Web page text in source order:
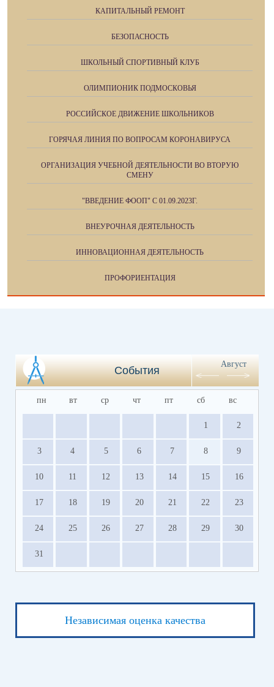
КАПИТАЛЬНЫЙ РЕМОНТ
БЕЗОПАСНОСТЬ
ШКОЛЬНЫЙ СПОРТИВНЫЙ КЛУБ
ОЛИМПИОНИК ПОДМОСКОВЬЯ
РОССИЙСКОЕ ДВИЖЕНИЕ ШКОЛЬНИКОВ
ГОРЯЧАЯ ЛИНИЯ ПО ВОПРОСАМ КОРОНАВИРУСА
ОРГАНИЗАЦИЯ УЧЕБНОЙ ДЕЯТЕЛЬНОСТИ ВО ВТОРУЮ
СМЕНУ
"ВВЕДЕНИЕ ФООП" С 01.09.2023Г.
ВНЕУРОЧНАЯ ДЕЯТЕЛЬНОСТЬ
ИННОВАЦИОННАЯ ДЕЯТЕЛЬНОСТЬ
ПРОФОРИЕНТАЦИЯ
События
Август
пн вт ср чт пт сб вс
1 2
3 4 5 6 7 8 9
10 11 12 13 14 15 16
17 18 19 20 21 22 23
24 25 26 27 28 29 30
31
Независимая оценка качества